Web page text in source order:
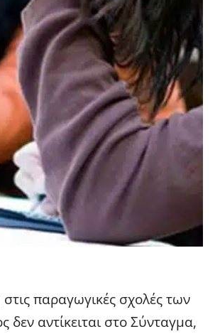
παραγωγικές σχολές των
αντίκειται στο Σύνταγμα,